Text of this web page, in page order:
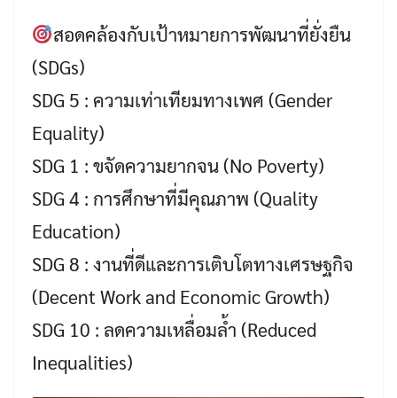
สอดคล้องกับเป้าหมายการพัฒนาที่ยั่งยืน
(SDGs)
SDG 5 : ความเท่าเทียมทางเพศ (Gender
Equality)
SDG 1 : ขจัดความยากจน (No Poverty)
SDG 4 : การศึกษาที่มีคุณภาพ (Quality
Education)
SDG 8 : งานที่ดีและการเติบโตทางเศรษฐกิจ
(Decent Work and Economic Growth)
SDG 10 : ลดความเหลื่อมล้ำ (Reduced
Inequalities)